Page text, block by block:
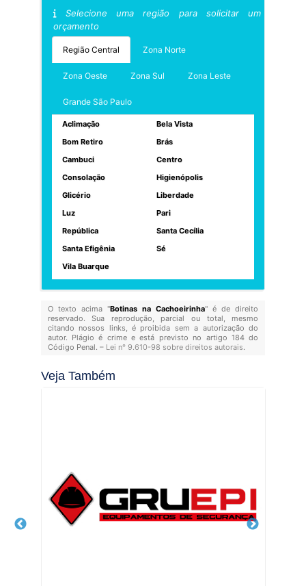
Selecione uma região para solicitar um
orçamento
Região Central Zona Norte
Zona Oeste Zona Sul Zona Leste
Grande São Paulo
Aclimação
Bela Vista
Bom Retiro
Brás
Cambuci
Centro
Consolação
Higienópolis
Glicério
Liberdade
Luz
Pari
República
Santa Cecília
Santa Efigênia
Sé
Vila Buarque
O texto acima "Botinas na Cachoeirinha" é de direito
reservado. Sua reprodução, parcial ou total, mesmo
citando nossos links, é proibida sem a autorização do
autor. Plágio é crime e está previsto no artigo 184 do
Código Penal. – Lei n° 9.610-98 sobre direitos autorais.
Veja Também